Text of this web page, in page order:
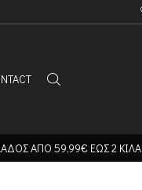
ΑΠΟ 59,99€ ΕΩΣ 2 ΚΙΛΑ